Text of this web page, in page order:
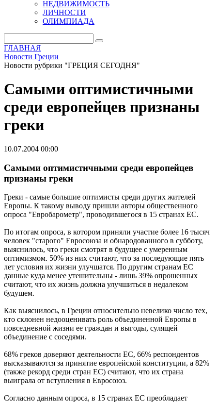
НЕДВИЖИМОСТЬ
ЛИЧНОСТИ
ОЛИМПИАДА
ГЛАВНАЯ
Новости Греции
Новости рубрики "ГРЕЦИЯ СЕГОДНЯ"
Самыми оптимистичными
среди европейцев признаны
греки
10.07.2004 00:00
Самыми оптимистичными среди европейцев
признаны греки
Греки - самые большие оптимисты среди других жителей
Европы. К такому выводу пришли авторы общественного
опроса "Евробарометр", проводившегося в 15 странах ЕС.
По итогам опроса, в котором приняли участие более 16 тысяч
человек "старого" Евросоюза и обнародованного в субботу,
выяснилось, что греки смотрят в будущее с умеренным
оптимизмом. 50% из них считают, что за последующие пять
лет условия их жизни улучшатся. По другим странам ЕС
данные куда менее утешительны - лишь 39% опрошенных
считают, что их жизнь должна улучшиться в недалеком
будущем.
Как выяснилось, в Греции относительно невелико число тех,
кто склонен недооценивать роль объединенной Европы в
повседневной жизни ее граждан и выгоды, сулящей
объединение с соседями.
68% греков доверяют деятельности ЕС, 66% респондентов
высказываются за принятие европейской конституции, а 82%
(также рекорд среди стран ЕС) считают, что их страна
выиграла от вступления в Евросоюз.
Согласно данным опроса, в 15 странах ЕС преобладает